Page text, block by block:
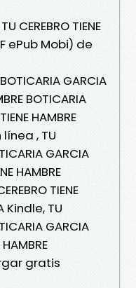
TIENE
ePub Mobi) de
BOTICARIA GARCIA
BOTICARIA
HAMBRE
línea , TU
GARCIA
HAMBRE
TIENE
Kindle, TU
GARCIA
gratis